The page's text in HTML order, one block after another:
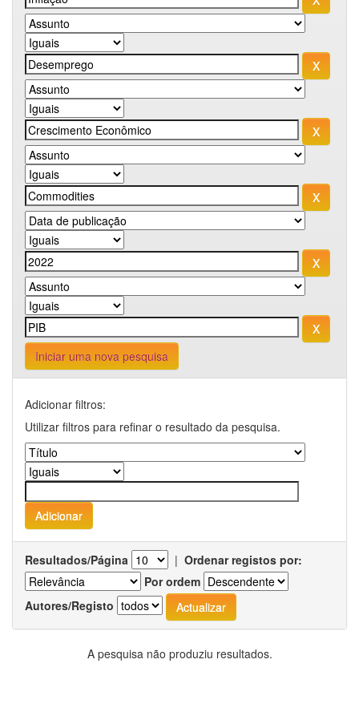
Iniciar uma nova pesquisa
Adicionar filtros:
Utilizar filtros para refinar o resultado da pesquisa.
Resultados/Página | Ordenar registos por:
Por ordem
Autores/Registo
A pesquisa não produziu resultados.